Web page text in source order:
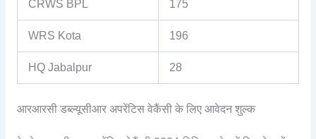
CRWS BPL 175
WRS Kota 196
HQ Jabalpur 28
आरआरसी डब्ल्यूसीआर अपरेंटिस वेकैंसी के लिए आवेदन शुल्क